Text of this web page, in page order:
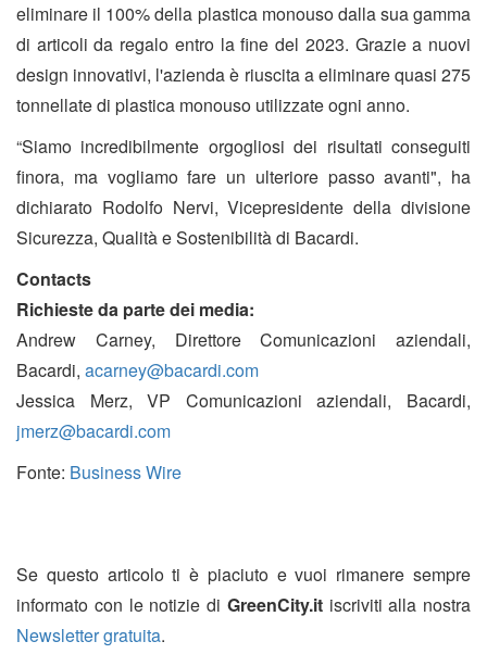
eliminare il 100% della plastica monouso dalla sua gamma
di articoli da regalo entro la fine del 2023. Grazie a nuovi
design innovativi, l'azienda è riuscita a eliminare quasi 275
tonnellate di plastica monouso utilizzate ogni anno.
“Siamo incredibilmente orgogliosi dei risultati conseguiti
finora, ma vogliamo fare un ulteriore passo avanti", ha
dichiarato Rodolfo Nervi, Vicepresidente della divisione
Sicurezza, Qualità e Sostenibilità di Bacardi.
Contacts
Richieste da parte dei media:
Andrew Carney, Direttore Comunicazioni aziendali,
Bacardi, acarney@bacardi.com
Jessica Merz, VP Comunicazioni aziendali, Bacardi,
jmerz@bacardi.com
Fonte: Business Wire
Se questo articolo ti è piaciuto e vuoi rimanere sempre
informato con le notizie di GreenCity.itiscriviti alla nostra
Newsletter gratuita.